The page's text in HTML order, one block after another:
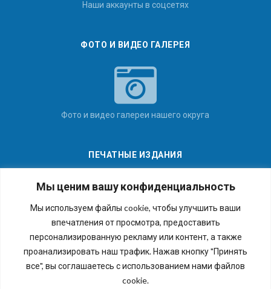
Мы ценим вашу конфиденциальность
Мы используем файлы cookie, чтобы улучшить ваши
впечатления от просмотра, предоставить
персонализированную рекламу или контент, а также
проанализировать наш трафик. Нажав кнопку "Принять
все", вы соглашаетесь с использованием нами файлов
cookie.
Наши аккаунты в соцсетях
ФОТО И ВИДЕО ГАЛЕРЕЯ
Фото и видео галереи нашего округа
ПЕЧАТНЫЕ ИЗДАНИЯ
Последние номера наших газет
Copyright © 2026 Внутригородское муниципальное